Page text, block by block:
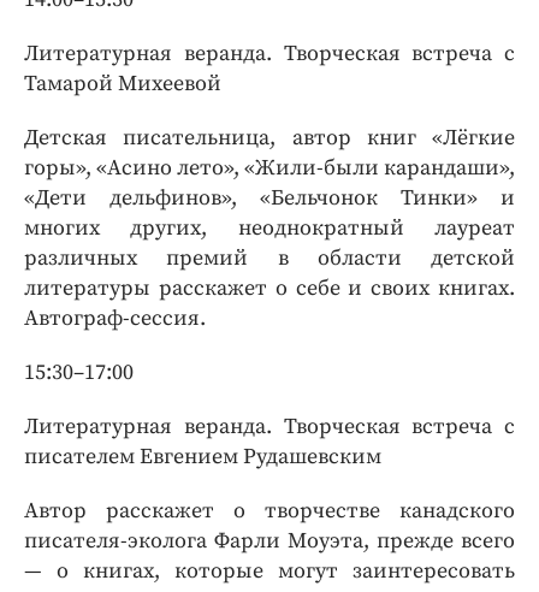
Литературная веранда. Творческая встреча с
Тамарой Михеевой
Детская писательница, автор книг «Лёгкие
горы», «Асино лето», «Жили-были карандаши»,
«Дети дельфинов», «Бельчонок Тинки» и
многих других, неоднократный лауреат
различных премий в области детской
литературы расскажет о себе и своих книгах.
Автограф-сессия.
15:30–17:00
Литературная веранда. Творческая встреча с
писателем Евгением Рудашевским
Автор расскажет о творчестве канадского
писателя-эколога Фарли Моуэта, прежде всего
— о книгах, которые могут заинтересовать